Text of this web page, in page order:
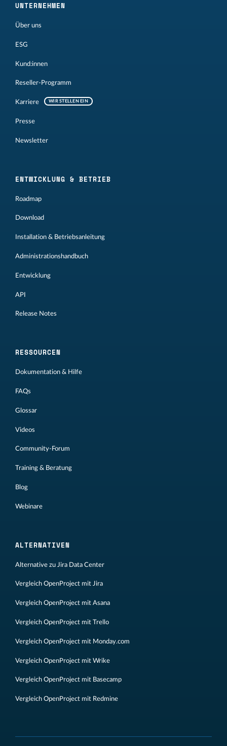
UNTERNEHMEN
Über uns
ESG
Kund:innen
Reseller-Programm
Karriere WIR STELLEN EIN
Presse
Newsletter
ENTWICKLUNG & BETRIEB
Roadmap
Download
Installation & Betriebsanleitung
Administrationshandbuch
Entwicklung
API
Release Notes
RESSOURCEN
Dokumentation & Hilfe
FAQs
Glossar
Videos
Community-Forum
Training & Beratung
Blog
Webinare
ALTERNATIVEN
Alternative zu Jira Data Center
Vergleich OpenProject mit Jira
Vergleich OpenProject mit Asana
Vergleich OpenProject mit Trello
Vergleich OpenProject mit Monday.com
Vergleich OpenProject mit Wrike
Vergleich OpenProject mit Basecamp
Vergleich OpenProject mit Redmine